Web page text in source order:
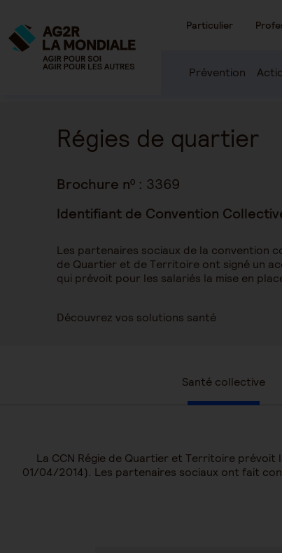
Particulier
Prévention
Régies de quartier
Brochure nº : 3369
Identifiant de Convention
Les partenaires sociaux de la convention
de Quartier et de Territoire ont signé un
qui prévoit pour les salariés la mise en
Découvrez vos solutions santé
Santé collective
La CCN Régie de Quartier et Territoire
01/04/2014). Les partenaires sociaux ont fait